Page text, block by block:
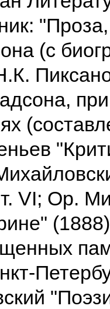
(с
при
VI; Ор.